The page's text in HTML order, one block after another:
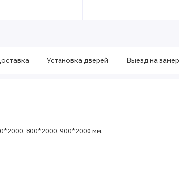
Установка дверей Выезд на замер
800*2000, 900*2000 мм.